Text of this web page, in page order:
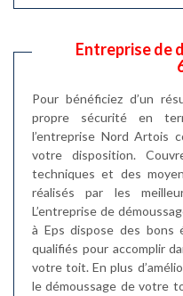
Entreprise de
Pour bénéficiez d’un
propre sécurité en
l’entreprise Nord Artois
votre disposition.
techniques et des
réalisés par les
L’entreprise de
à Eps dispose des bons
qualifiés pour accomplir
votre toit. En plus
le démoussage de votre